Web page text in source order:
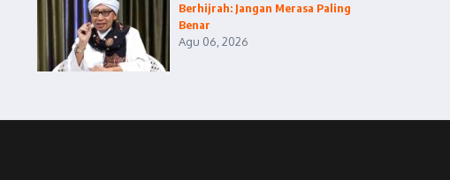
Berhijrah: Jangan Merasa Paling
Benar
Agu 06, 2026